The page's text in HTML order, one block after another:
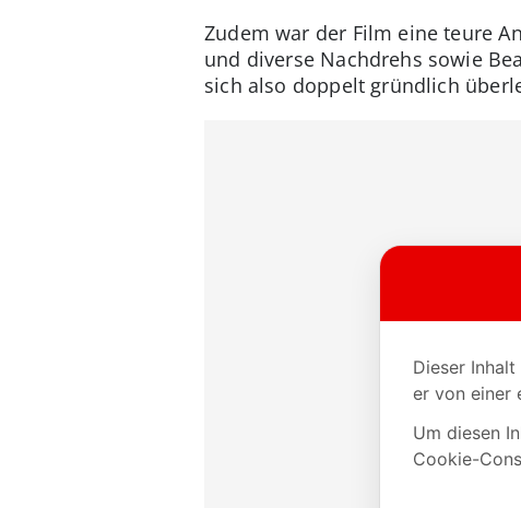
Zudem war der Film eine teure
und diverse Nachdrehs sowie
sich also doppelt gründlich